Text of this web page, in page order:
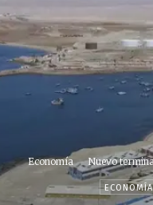
Economía Nuevo
ECONOMÍA